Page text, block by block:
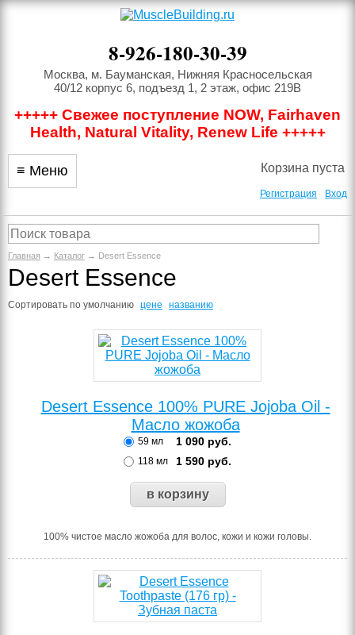
8-926-180-30-39
Москва, м. Бауманская, Нижняя Красносельская
40/12 корпус 6, подъезд 1, 2 этаж, офис 219В
+++++ Свежее поступление NOW, Fairhaven
Health, Natural Vitality, Renew Life +++++
≡ Меню Корзина пуста
Регистрация Вход
Главная → Каталог → Desert Essence
Desert Essence
Сортировать по умолчанию цене названию
Desert Essence 100% PURE Jojoba Oil -
Масло жожоба
59 мл 1 090 руб.
118 мл 1 590 руб.
100% чистое масло жожоба для волос, кожи и кожи головы.